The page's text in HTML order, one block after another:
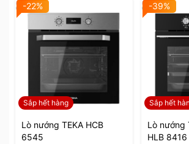
Sắp hết hàng
-22%
Lò nướng TEKA HCB
6545
Sắp hết
-39%
Lò nướng
HLB 8416